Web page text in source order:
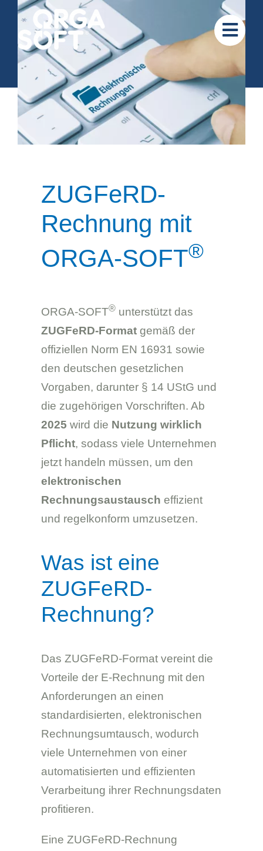
Zum
Inhalt
springen
ZUGFeRD-
Rechnung mit
ORGA-SOFT®
ORGA-SOFT®unterstützt das
ZUGFeRD-Formatgemäß der
offiziellen Norm EN 16931 sowie
den deutschen gesetzlichen
Vorgaben, darunter § 14 UStG und
die zugehörigen Vorschriften. Ab
2025 wird die Nutzung wirklich
Pflicht, sodass viele Unternehmen
jetzt handeln müssen, um den
elektronischen
Rechnungsaustausch effizient
und regelkonform umzusetzen.
Was ist eine
ZUGFeRD-
Rechnung?
Das ZUGFeRD-Format vereint die
Vorteile der E-Rechnung mit den
Anforderungen an einen
standardisierten, elektronischen
Rechnungsumtausch, wodurch
viele Unternehmen von einer
automatisierten und effizienten
Verarbeitung ihrer Rechnungsdaten
profitieren.
Eine ZUGFeRD-Rechnung